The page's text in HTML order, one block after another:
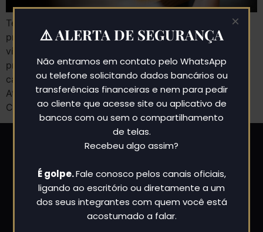
Tem se tornado cada vez mais comum a utilização de
provas eletrônicas (conversas de whatssap, Instagram,
vídeos no YouTube, etc) em processos judiciais. Essas
provas, entretanto, dependem de validação pelo
cartório de notas, através do registro em ata notarial.
Atento a essa demanda por segurança jurídica, o
Colégio Notarial do Brasil lançou o e-Not Provas, […]
Desde 1992 atua nas principais áreas do direito,
×
⚠️ ALERTA DE SEGURANÇA
Não entramos em contato pelo WhatsApp
ou telefone solicitando dados bancários ou
transferências financeiras e nem para pedir
ao cliente que acesse site ou aplicativo de
bancos com ou sem o compartilhamento
de telas.
Recebeu algo assim?
É golpe.Fale conosco pelos canais oficiais,
ligando ao escritório ou diretamente a um
dos seus integrantes com quem você está
acostumado a falar.